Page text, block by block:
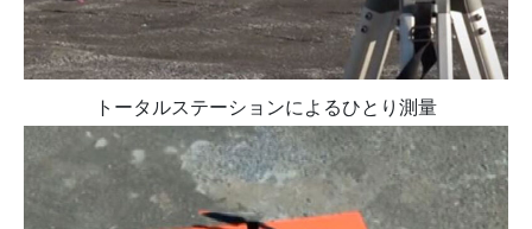
トータルステーションによるひとり測量